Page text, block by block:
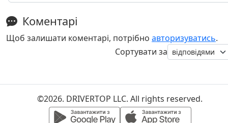
Коментарі
Щоб залишати коментарі, потрібно авторизуватись.
Сортувати за
©2026. DRIVERTOP LLC. All rights reserved.